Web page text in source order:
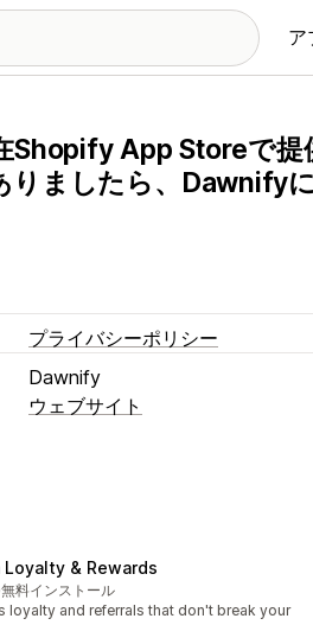
ア
Shopify App Storeで
りましたら、Dawnify
プライバシーポリシー
Dawnify
ウェブサイト
Loyalty & Rewards
ー数：4件
無料インストール
loyalty and referrals that don't break your